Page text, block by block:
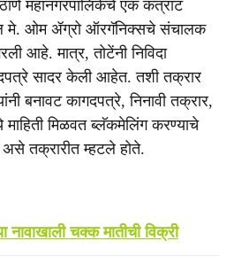
महानगरपालिकेचे एक कंत्राट
मे. ओम ॲग्रो ऑरगॅनिक्सचे संचालक
आहे. मात्र, तोटेंनी निविदा
सादर केली आहेत. तशी तक्रार
बनावट कागदपत्रे, निनावी तक्रार,
माहिती मिळवत ब्लॅकमेलिंग करण्याचे
तक्रारीत म्हटले होते.
चक्क मातीची विक्री